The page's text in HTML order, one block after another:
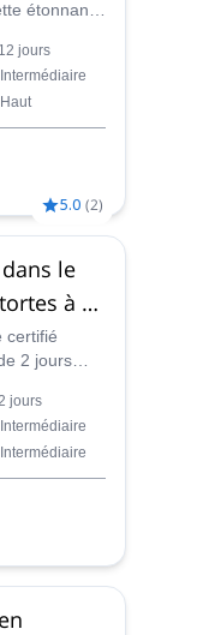
étonnante
dans le
véritable
le cercle
flore et
12 jours
Intermédiaire
Haut
5.0 (2)
le
à La
certifié
2 jours
jours
Intermédiaire
Intermédiaire